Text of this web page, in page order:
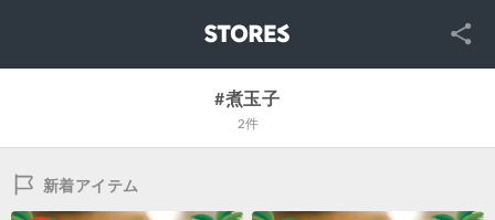
SNS
#煮玉子
2件
新着アイテム